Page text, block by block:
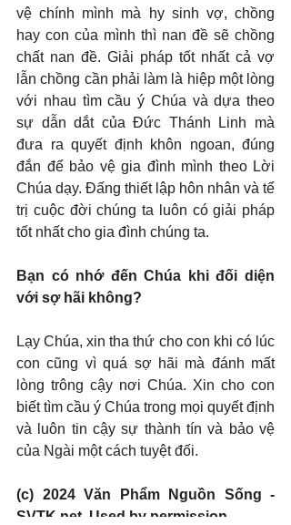
vệ chính mình mà hy sinh vợ, chồng
hay con của mình thì nan đề sẽ chồng
chất nan đề. Giải pháp tốt nhất cả vợ
lẫn chồng cần phải làm là hiệp một lòng
với nhau tìm cầu ý Chúa và dựa theo
sự dẫn dắt của Đức Thánh Linh mà
đưa ra quyết định khôn ngoan, đúng
đắn để bảo vệ gia đình mình theo Lời
Chúa dạy. Đấng thiết lập hôn nhân và tể
trị cuộc đời chúng ta luôn có giải pháp
tốt nhất cho gia đình chúng ta.
Bạn có nhớ đến Chúa khi đối diện
với sợ hãi không?
Lạy Chúa, xin tha thứ cho con khi có lúc
con cũng vì quá sợ hãi mà đánh mất
lòng trông cậy nơi Chúa. Xin cho con
biết tìm cầu ý Chúa trong mọi quyết định
và luôn tin cậy sự thành tín và bảo vệ
của Ngài một cách tuyệt đối.
(c) 2024 Văn Phẩm Nguồn Sống -
SVTK.net. Used by permission.